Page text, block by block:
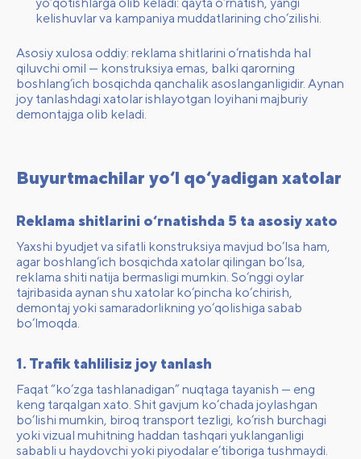
kelishuvlar va kampaniya muddatlarining cho‘zilishi.
Asosiy xulosa oddiy: reklama shitlarini o‘rnatishda hal
qiluvchi omil — konstruksiya emas, balki qarorning
boshlang‘ich bosqichda qanchalik asoslanganligidir. Aynan
joy tanlashdagi xatolar ishlayotgan loyihani majburiy
demontajga olib keladi.
Buyurtmachilar yo‘l qo‘yadigan xatolar
Reklama shitlarini o‘rnatishda 5 ta asosiy xato
Yaxshi byudjet va sifatli konstruksiya mavjud bo‘lsa ham,
agar boshlang‘ich bosqichda xatolar qilingan bo‘lsa,
reklama shiti natija bermasligi mumkin. So‘nggi oylar
tajribasida aynan shu xatolar ko‘pincha ko‘chirish,
demontaj yoki samaradorlikning yo‘qolishiga sabab
bo‘lmoqda.
1. Trafik tahlilisiz joy tanlash
Faqat “ko‘zga tashlanadigan” nuqtaga tayanish — eng
keng tarqalgan xato. Shit gavjum ko‘chada joylashgan
bo‘lishi mumkin, biroq transport tezligi, ko‘rish burchagi
yoki vizual muhitning haddan tashqari yuklanganligi
sababli u haydovchi yoki piyodalar e’tiboriga tushmaydi.